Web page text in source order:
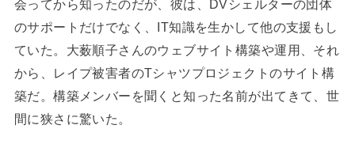
会ってから知ったのだが、彼は、DVシェルターの団体
のサポートだけでなく、IT知識を生かして他の支援もし
ていた。大薮順子さんのウェブサイト構築や運用、それ
から、レイプ被害者のTシャツプロジェクトのサイト構
築だ。構築メンバーを聞くと知った名前が出てきて、世
間に狭さに驚いた。